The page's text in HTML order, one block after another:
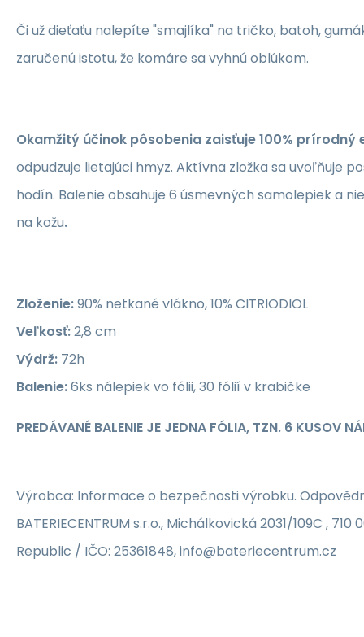
Či už dieťaťu nalepíte "smajlíka" na tričko, batoh,
zaručenú istotu, že komáre sa vyhnú oblúkom.
Okamžitý účinok pôsobenia zaisťuje 100% prírodný
odpudzuje lietajúci hmyz. Aktívna zložka sa uvoľňuje
hodín. Balenie obsahuje 6 úsmevných samolepiek a
na kožu.
Zloženie:90% netkané vlákno, 10% CITRIODIOL
Veľkosť:2,8 cm
Výdrž: 72h
Balenie:6ks nálepiek vo fólii, 30 fólií v krabičke
PREDÁVANÉ BALENIE JE JEDNA FÓLIA, TZN. 6 KUSOV
Výrobca: Informace o bezpečnosti výrobku.
BATERIECENTRUM s.r.o., Michálkovická 2031/109C ,
Republic / IČO: 25361848, info@bateriecentrum.cz